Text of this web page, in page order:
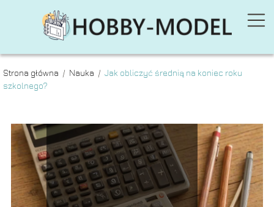
Strona główna / Nauka / Jak obliczyć średnią na koniec roku
szkolnego?